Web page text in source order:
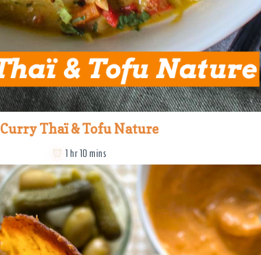
Curry Thaï & Tofu Nature
1 hr 10 mins